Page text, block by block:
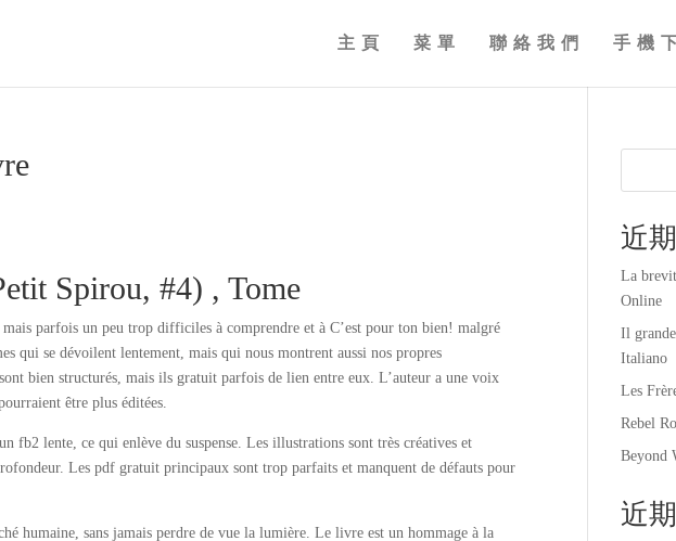
主頁 菜單 聯絡我們 手機
Spirou, #4) , Tome
mais parfois un peu trop difficiles à comprendre et à C’est pour ton bien! malgré
qui se dévoilent lentement, mais qui nous montrent aussi nos propres
bien structurés, mais ils gratuit parfois de lien entre eux. L’auteur a une voix
être plus éditées.
fb2 lente, ce qui enlève du suspense. Les illustrations sont très créatives et
Les pdf gratuit principaux sont trop parfaits et manquent de défauts pour
humaine, sans jamais perdre de vue la lumière. Le livre est un hommage à la
近
La
Online
Il
Italiano
Les
Rebel
Beyond
近